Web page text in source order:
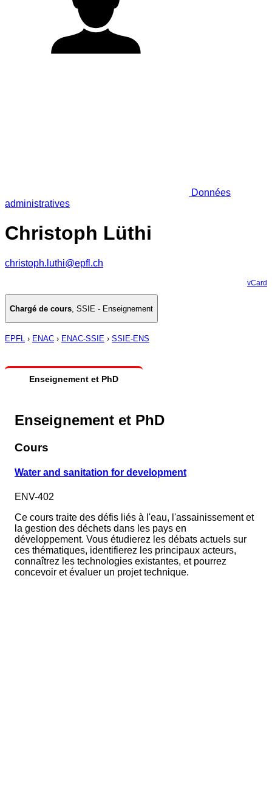
Données
administratives
Christoph Lüthi
christoph.luthi@epfl.ch
vCard
Chargé de cours, SSIE - Enseignement
EPFL › ENAC › ENAC-SSIE › SSIE-ENS
Enseignement et PhD
Enseignement et PhD
Cours
Water and sanitation for development
ENV-402
Ce cours traite des défis liés à l'eau, l'assainissement et
la gestion des déchets dans les pays en
développement. Vous étudierez les débats actuels sur
ces thématiques, identifierez les principaux acteurs,
connaîtrez les technologies existantes, et pourrez
concevoir et évaluer un projet technique.